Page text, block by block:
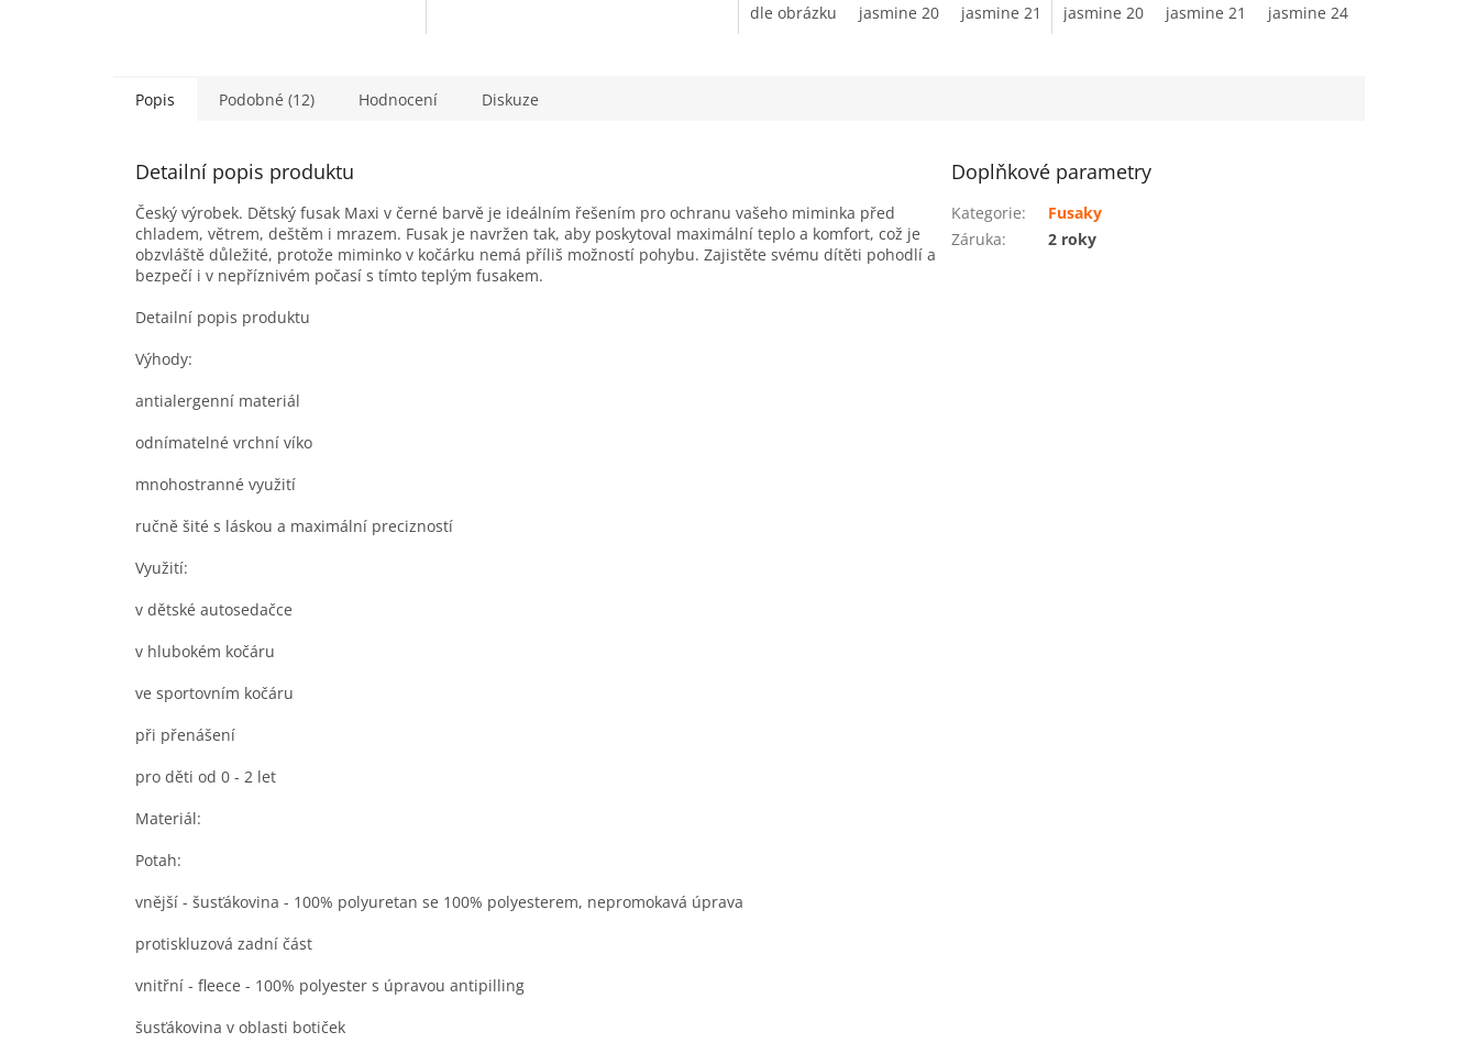
dle obrázku jasmine 20 jasmine 21 jasmine 24 jasmine 29 jasmine 34
jasmine 20 jasmine 21 jasmine 24
Popis Podobné (12) Hodnocení Diskuze
Detailní popis produktu
Český výrobek. Dětský fusak Maxi v černé barvě je ideálním řešením pro ochranu vašeho miminka před
chladem, větrem, deštěm i mrazem. Fusak je navržen tak, aby poskytoval maximální teplo a komfort, což je
obzvláště důležité, protože miminko v kočárku nemá příliš možností pohybu. Zajistěte svému dítěti pohodlí a
bezpečí i v nepříznivém počasí s tímto teplým fusakem.
Detailní popis produktu
Výhody:
antialergenní materiál
odnímatelné vrchní víko
mnohostranné využití
ručně šité s láskou a maximální precizností
Využití:
v dětské autosedačce
v hlubokém kočáru
ve sportovním kočáru
při přenášení
pro děti od 0 - 2 let
Materiál:
Potah:
vnější - šusťákovina - 100% polyuretan se 100% polyesterem, nepromokavá úprava
protiskluzová zadní část
vnitřní - fleece - 100% polyester s úpravou antipilling
šusťákovina v oblasti botiček
Doplňkové parametry
Kategorie:
Fusaky
Záruka: 2 roky